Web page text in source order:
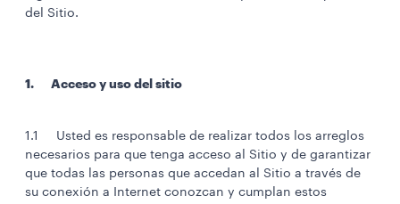
del Sitio.
1. Acceso y uso del sitio
1.1 Usted es responsable de realizar todos los arreglos
necesarios para que tenga acceso al Sitio y de garantizar
que todas las personas que accedan al Sitio a través de
su conexión a Internet conozcan y cumplan estos